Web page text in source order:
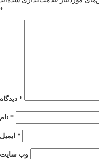
*
*
*
*
وب‌ سایت